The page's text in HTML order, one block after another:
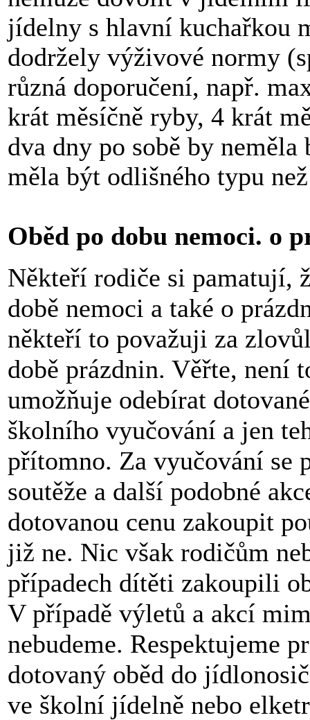
jídelny s hlavní kuchařkou
dodržely výživové normy
různá doporučení, např.
krát měsíčně ryby, 4 krát
dva dny po sobě by
měla být odlišného typu
Oběd po dobu nemoci. o
Někteří rodiče si pamatují,
době nemoci a také o
někteří to považuji za
době prázdnin. Věřte, není
umožňuje odebírat
školního vyučování a jen
přítomno. Za vyučování se
soutěže a další podobné
dotovanou cenu zakoupit
již ne. Nic však rodičům
případech dítěti zakoupili
V případě výletů a akcí
nebudeme. Respektujeme
dotovaný oběd do
ve školní jídelně nebo